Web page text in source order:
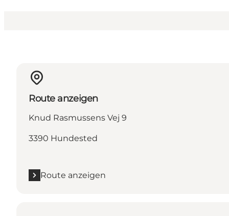
Route anzeigen
Knud Rasmussens Vej 9
3390 Hundested
Route anzeigen